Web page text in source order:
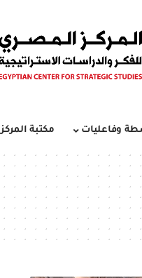
وفاعليات مكتبة المركز